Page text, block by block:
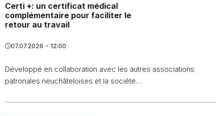
Certi +: un certificat médical
complémentaire pour faciliter le
retour au travail
07.07.2026 - 12:00
Développé en collaboration avec les autres associations
patronales neuchâteloises et la société…